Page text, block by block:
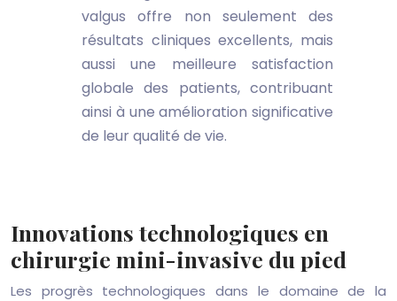
valgus offre non seulement des
résultats cliniques excellents, mais
aussi une meilleure satisfaction
globale des patients, contribuant
ainsi à une amélioration significative
de leur qualité de vie.
Innovations technologiques en
chirurgie mini-invasive du pied
Les progrès technologiques dans le domaine de la